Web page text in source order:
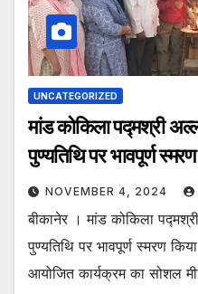
UNCATEGORIZED
मांड कोकिला पद्मश्री
पुण्यतिथि पर भावपूर्ण स्मरण
NOVEMBER 4, 2024
बीकानेर । मांड कोकिला
पुण्यतिथि पर भावपूर्ण स्मरण
आयोजित कार्यक्रम का सोशल